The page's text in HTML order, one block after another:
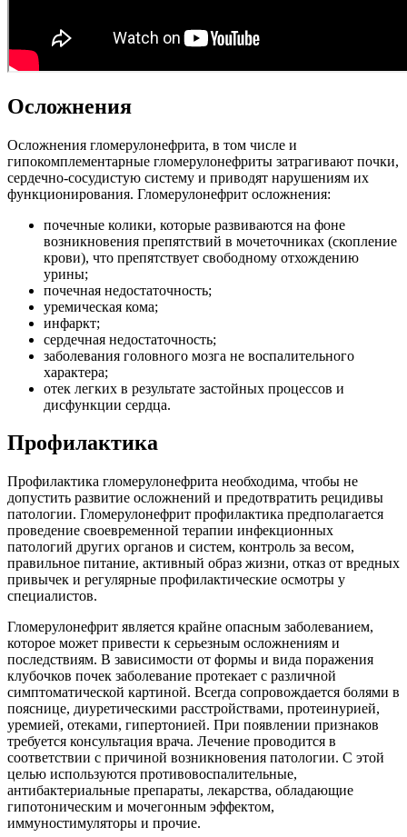
Осложнения
Осложнения гломерулонефрита, в том числе и
гипокомплементарные гломерулонефриты затрагивают почки,
сердечно-сосудистую систему и приводят нарушениям их
функционирования. Гломерулонефрит осложнения:
почечные колики, которые развиваются на фоне
возникновения препятствий в мочеточниках (скопление
крови), что препятствует свободному отхождению
урины;
почечная недостаточность;
уремическая кома;
инфаркт;
сердечная недостаточность;
заболевания головного мозга не воспалительного
характера;
отек легких в результате застойных процессов и
дисфункции сердца.
Профилактика
Профилактика гломерулонефрита необходима, чтобы не
допустить развитие осложнений и предотвратить рецидивы
патологии. Гломерулонефрит профилактика предполагается
проведение своевременной терапии инфекционных
патологий других органов и систем, контроль за весом,
правильное питание, активный образ жизни, отказ от вредных
привычек и регулярные профилактические осмотры у
специалистов.
Гломерулонефрит является крайне опасным заболеванием,
которое может привести к серьезным осложнениям и
последствиям. В зависимости от формы и вида поражения
клубочков почек заболевание протекает с различной
симптоматической картиной. Всегда сопровождается болями в
пояснице, диуретическими расстройствами, протеинурией,
уремией, отеками, гипертонией. При появлении признаков
требуется консультация врача. Лечение проводится в
соответствии с причиной возникновения патологии. С этой
целью используются противовоспалительные,
антибактериальные препараты, лекарства, обладающие
гипотоническим и мочегонным эффектом,
иммуностимуляторы и прочие.